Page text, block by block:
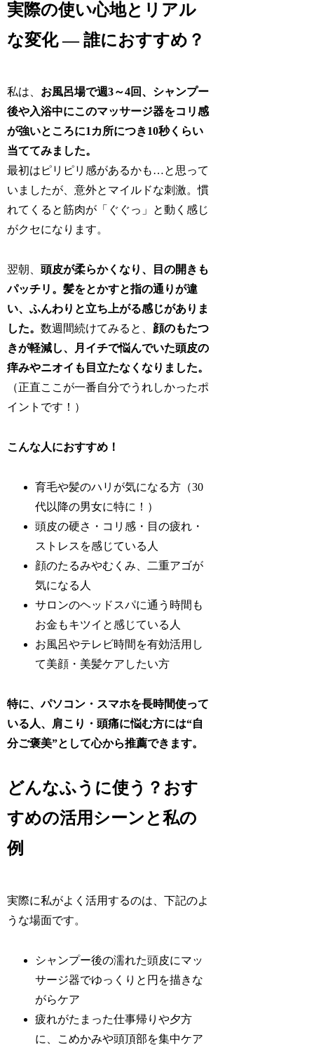
実際の使い心地とリアル
な変化 ― 誰におすすめ？
私は、 お風呂場で週3～4回、シャンプー
後や入浴中にこのマッサージ器をコリ感
が強いところに1カ所につき10秒くらい
当ててみました。
最初はピリピリ感があるかも…と思って
いましたが、意外とマイルドな刺激。慣
れてくると筋肉が「ぐぐっ」と動く感じ
がクセになります。
翌朝、頭皮が柔らかくなり、目の開きも
パッチリ。髪をとかすと指の通りが違
い、ふんわりと立ち上がる感じがありま
した。数週間続けてみると、 顔のもたつ
きが軽減し、月イチで悩んでいた頭皮の
痒みやニオイも目立たなくなりました。
（正直ここが一番自分でうれしかったポ
イントです！）
こんな人におすすめ！
育毛や髪のハリが気になる方（30
代以降の男女に特に！）
頭皮の硬さ・コリ感・目の疲れ・
ストレスを感じている人
顔のたるみやむくみ、二重アゴが
気になる人
サロンのヘッドスパに通う時間も
お金もキツイと感じている人
お風呂やテレビ時間を有効活用し
て美顔・美髪ケアしたい方
特に、パソコン・スマホを長時間使って
いる人、肩こり・頭痛に悩む方には“自
分ご褒美”として心から推薦できます。
どんなふうに使う？おす
すめの活用シーンと私の
例
実際に私がよく活用するのは、下記のよ
うな場面です。
シャンプー後の濡れた頭皮にマッ
サージ器でゆっくりと円を描きな
がらケア
疲れがたまった仕事帰りや夕方
に、こめかみや頭頂部を集中ケア